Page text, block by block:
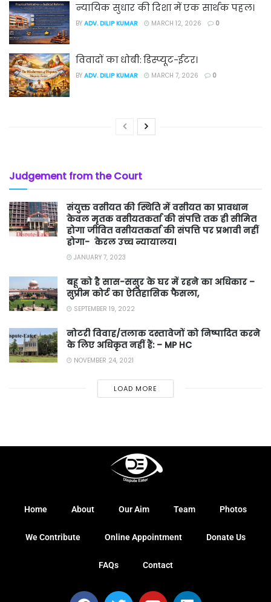
न्यायिक सुधार की दिशा में एक सार्थक पहल।
BY ADV. DILIP KUMAR MARCH 12, 2026 0
विवादों का धोबी: डिस्प्यूट-ईटर।
BY ADV. DILIP KUMAR MARCH 7, 2026 0
Judgement from the Court
संयुक्त वसीयत की स्थिति में वसीयत का प्रावधान
केवल मृतक वसीयतकर्ता की संपत्ति तक ही सीमित
होगा जीवित वसीयतकर्ता की संपत्ति पर प्रभावी नहीं
होगा- केरल उच्च न्यायालय।
JANUARY 7, 2023
बहू को है सास-ससुर के घर में रहने का अधिकार –
सुप्रीम कोर्ट का ऐतिहासिक फैसला,
SEPTEMBER 19, 2022
नोटरी विवाह/तलाक दस्तावेजों को निष्पादित करने
के लिए अधिकृत नहीं हैं: – MP HC
NOVEMBER 24, 2021
LOAD MORE
Home About Our Aim Team Photos
We Contribute Online Appointment Donate Us
FAQs Contact